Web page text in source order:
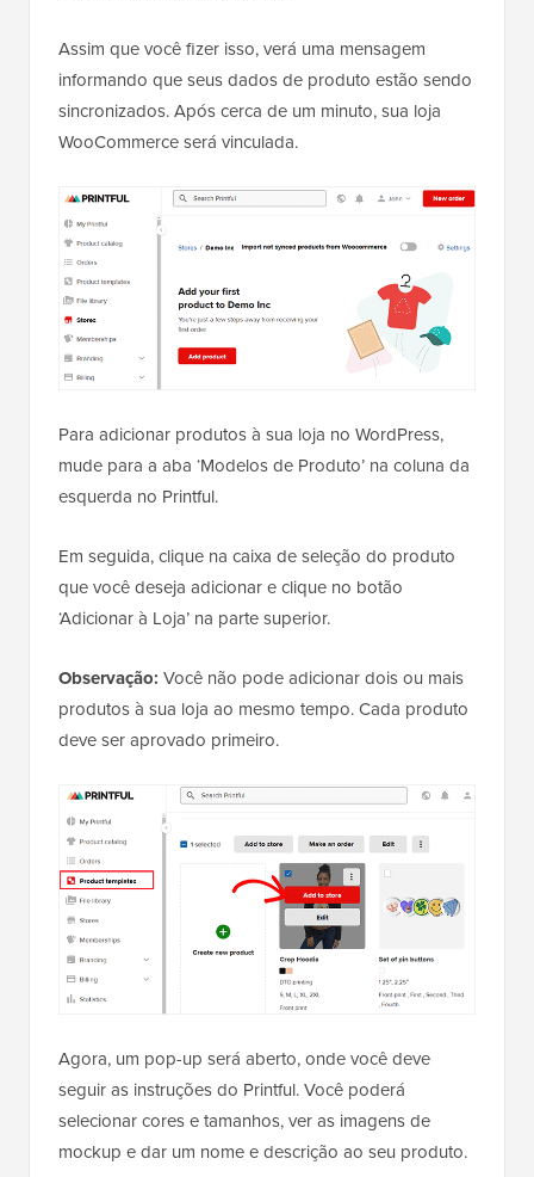
Assim que você fizer isso, verá uma mensagem
informando que seus dados de produto estão sendo
sincronizados. Após cerca de um minuto, sua loja
WooCommerce será vinculada.
Para adicionar produtos à sua loja no WordPress,
mude para a aba ‘Modelos de Produto’ na coluna da
esquerda no Printful.
Em seguida, clique na caixa de seleção do produto
que você deseja adicionar e clique no botão
‘Adicionar à Loja’ na parte superior.
Observação: Você não pode adicionar dois ou mais
produtos à sua loja ao mesmo tempo. Cada produto
deve ser aprovado primeiro.
Agora, um pop-up será aberto, onde você deve
seguir as instruções do Printful. Você poderá
selecionar cores e tamanhos, ver as imagens de
mockup e dar um nome e descrição ao seu produto.